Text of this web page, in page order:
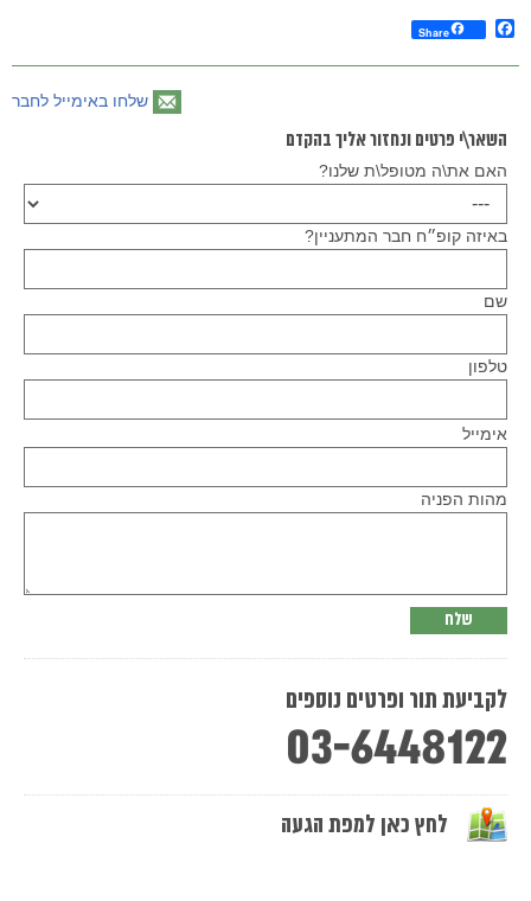
Facebook
Share
שלחו באימייל לחבר
השאר\י פרטים ונחזור אליך בהקדם
האם את\ה מטופל\ת שלנו?
באיזה קופ״ח חבר המתעניין?
שם
טלפון
leave
אימייל
מהות הפניה
לקביעת תור ופרטים נוספים
03-6448122
לחץ כאן למפת הגעה